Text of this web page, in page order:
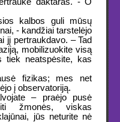
daktaras. - O
kalbos guli mūsų
- kandžiai tarstelėjo
jį pertraukdavo. – Tad
mobilizuokite visą
neatspėsite, kas
fizikas; mes net
į observatoriją.
– praėjo pusė
žmonės, viskas
jūs neturite nė